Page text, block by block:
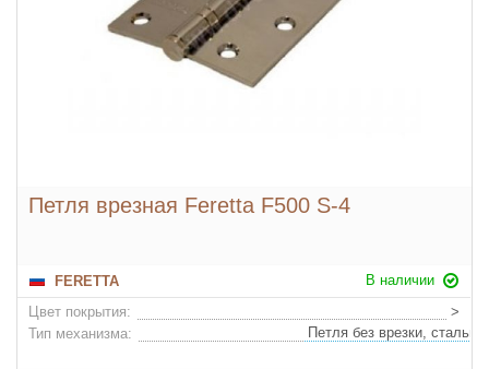
Петля врезная Feretta F500 S-4
FERETTA
В наличии
Цвет покрытия:
>
Тип механизма: